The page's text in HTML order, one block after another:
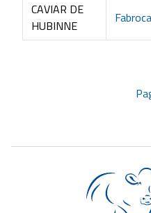
CAVIAR DE
HUBINNE
Fabroca